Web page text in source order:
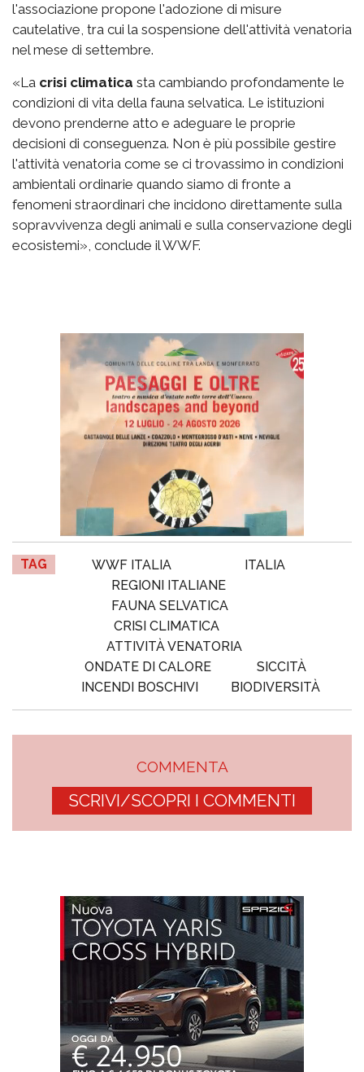
l'associazione propone l'adozione di misure
cautelative, tra cui la sospensione dell'attività venatoria
nel mese di settembre.
«La crisi climatica sta cambiando profondamente le
condizioni di vita della fauna selvatica. Le istituzioni
devono prenderne atto e adeguare le proprie
decisioni di conseguenza. Non è più possibile gestire
l'attività venatoria come se ci trovassimo in condizioni
ambientali ordinarie quando siamo di fronte a
fenomeni straordinari che incidono direttamente sulla
sopravvivenza degli animali e sulla conservazione degli
ecosistemi», conclude il WWF.
TAG WWF ITALIA
ITALIA
REGIONI ITALIANE
FAUNA SELVATICA
CRISI CLIMATICA
ATTIVITÀ VENATORIA
ONDATE DI CALORE
SICCITÀ
INCENDI BOSCHIVI
BIODIVERSITÀ
COMMENTA
SCRIVI/SCOPRI I COMMENTI